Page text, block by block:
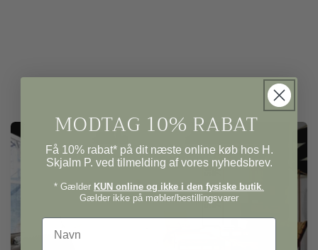
MODTAG 10% RABAT
Få 10% rabat* på dit næste online køb hos H.
Skjalm P. ved tilmelding af vores nyhedsbrev.
* Gælder KUN online og ikke i den fysiske butik.
Gælder ikke på møbler/bestillingsvarer
Navn